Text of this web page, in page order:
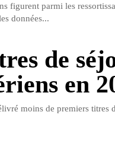
figurent parmi les
données...
de
en
moins de premiers titres